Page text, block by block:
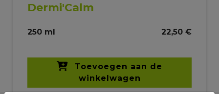
Dermi'Calm
250 ml 22,50 €
Toevoegen aan de
winkelwagen